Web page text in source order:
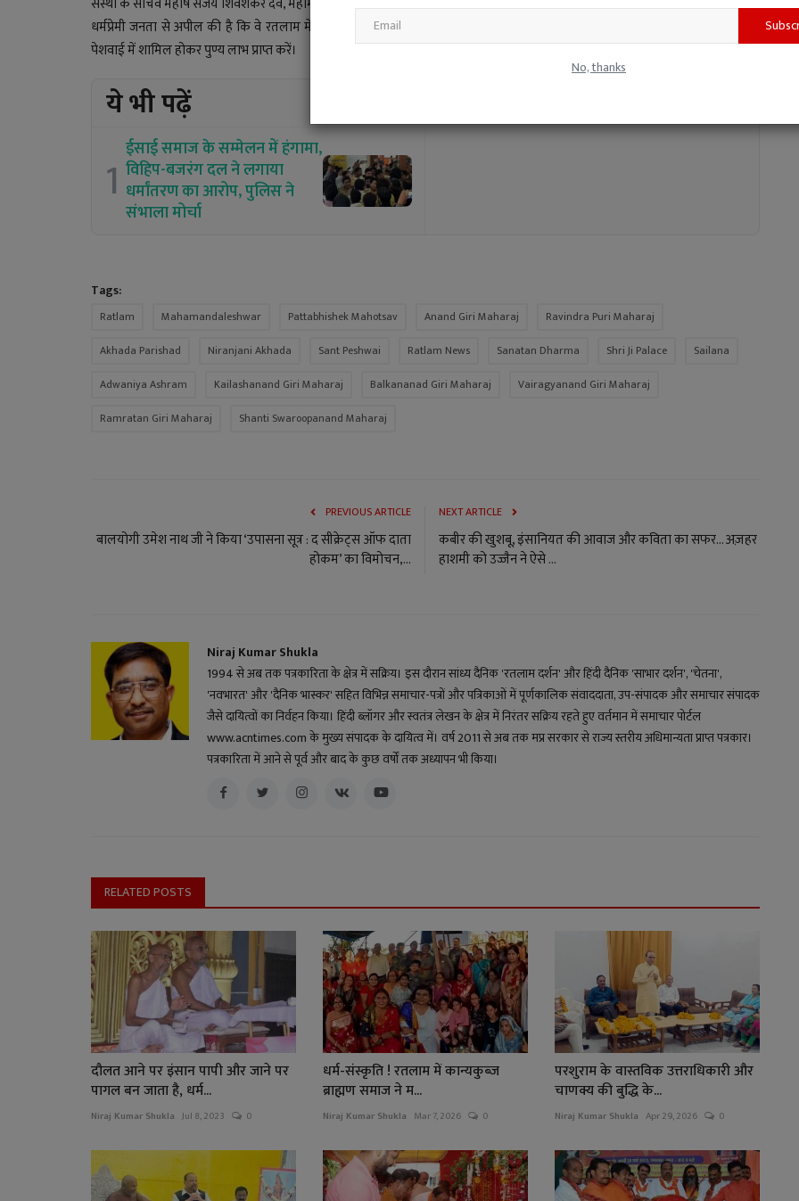
No, thanks
धर्मप्रेमी जनता से अपील की है कि वे रतलाम में पहली बार आयोजित हो रहे इस ऐतिहासिक महामंडलेश्वर पट्टाभिषेक महोत्सव एवं संतों की भव्य
पेशवाई में शामिल होकर पुण्य लाभ प्राप्त करें।
ये भी पढ़ें
1 ईसाई समाज के सम्मेलन में हंगामा,
विहिप-बजरंग दल ने लगाया
धर्मांतरण का आरोप, पुलिस ने
संभाला मोर्चा
Tags:
Ratlam Mahamandaleshwar Pattabhishek Mahotsav Anand Giri Maharaj
Ravindra Puri Maharaj
Akhada Parishad
Niranjani Akhada Sant Peshwai Ratlam News Sanatan Dharma Shri Ji Palace
Sailana
Adwaniya Ashram
Kailashanand Giri Maharaj Balkananad Giri Maharaj
Vairagyanand Giri Maharaj
Ramratan Giri Maharaj
Shanti Swaroopanand Maharaj
PREVIOUS ARTICLE
बालयोगी उमेश नाथ जी ने किया ‘उपासना सूत्र : द सीक्रेट्स ऑफ दाता
होकम’ का विमोचन,...
NEXT ARTICLE
कबीर की खुशबू, इंसानियत की आवाज और कविता का सफर... अज़हर
हाशमी को उज्जैन ने ऐसे ...
Niraj Kumar Shukla
1994 से अब तक पत्रकारिता के क्षेत्र में सक्रिय। इस दौरान सांध्य दैनिक 'रतलाम दर्शन' और हिंदी दैनिक 'साभार दर्शन', 'चेतना',
'नवभारत' और 'दैनिक भास्कर' सहित विभिन्न समाचार-पत्रों और पत्रिकाओं में पूर्णकालिक संवाददाता, उप-संपादक और समाचार संपादक
जैसे दायित्वों का निर्वहन किया। हिंदी ब्लॉगर और स्वतंत्र लेखन के क्षेत्र में निरंतर सक्रिय रहते हुए वर्तमान में समाचार पोर्टल
www.acntimes.com के मुख्य संपादक के दायित्व में। वर्ष 2011 से अब तक मप्र सरकार से राज्य स्तरीय अधिमान्यता प्राप्त पत्रकार।
पत्रकारिता में आने से पूर्व और बाद के कुछ वर्षों तक अध्यापन भी किया।
RELATED POSTS
दौलत आने पर इंसान पापी और जाने पर
पागल बन जाता है, धर्म...
Niraj Kumar Shukla Jul 8, 2023 0
धर्म-संस्कृति ! रतलाम में कान्यकुब्ज
ब्राह्मण समाज ने म...
Niraj Kumar Shukla Mar 7, 2026 0
परशुराम के वास्तविक उत्तराधिकारी और
चाणक्य की बुद्धि के...
Niraj Kumar Shukla Apr 29, 2026 0